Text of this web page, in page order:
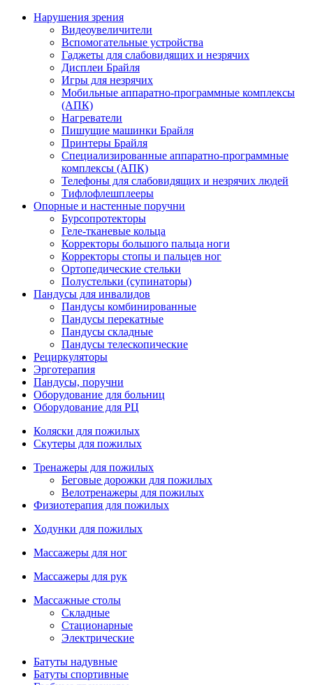
Нарушения зрения
Видеоувеличители
Вспомогательные устройства
Гаджеты для слабовидящих и незрячих
Дисплеи Брайля
Игры для незрячих
Мобильные аппаратно-программные комплексы
(АПК)
Нагреватели
Пишущие машинки Брайля
Принтеры Брайля
Специализированные аппаратно-программные
комплексы (АПК)
Телефоны для слабовидящих и незрячих людей
Тифлофлешплееры
Опорные и настенные поручни
Бурсопротекторы
Геле-тканевые кольца
Корректоры большого пальца ноги
Корректоры стопы и пальцев ног
Ортопедические стельки
Полустельки (супинаторы)
Пандусы для инвалидов
Пандусы комбинированные
Пандусы перекатные
Пандусы складные
Пандусы телескопические
Рециркуляторы
Эрготерапия
Пандусы, поручни
Оборудование для больниц
Оборудование для РЦ
Коляски для пожилых
Скутеры для пожилых
Тренажеры для пожилых
Беговые дорожки для пожилых
Велотренажеры для пожилых
Физиотерапия для пожилых
Ходунки для пожилых
Массажеры для ног
Массажеры для рук
Массажные столы
Складные
Стационарные
Электрические
Батуты надувные
Батуты спортивные